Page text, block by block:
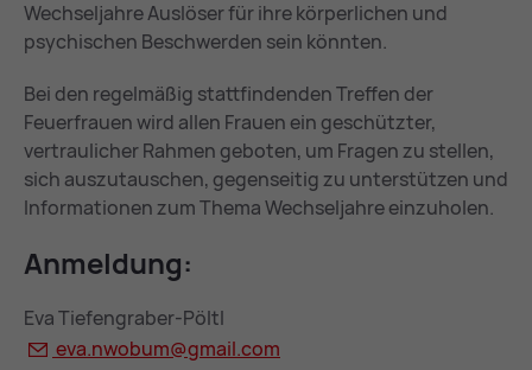
Wechseljahre Auslöser für ihre körperlichen und
psychischen Beschwerden sein könnten.
Bei den regelmäßig stattfindenden Treffen der
Feuerfrauen wird allen Frauen ein geschützter,
vertraulicher Rahmen geboten, um Fragen zu stellen,
sich auszutauschen, gegenseitig zu unterstützen und
Informationen zum Thema Wechseljahre einzuholen.
An­mel­dung:
Eva Tiefengraber-Pöltl
eva.nwo­bum@gmail.com